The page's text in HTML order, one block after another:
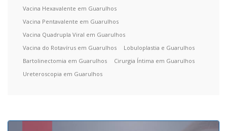
Vacina Hexavalente em Guarulhos
Vacina Pentavalente em Guarulhos
Vacina Quadrupla Viral em Guarulhos
Vacina do Rotavírus em Guarulhos
Lobuloplastia e Guarulhos
Bartolinectomia em Guarulhos
Cirurgia Íntima em Guarulhos
Ureteroscopia em Guarulhos